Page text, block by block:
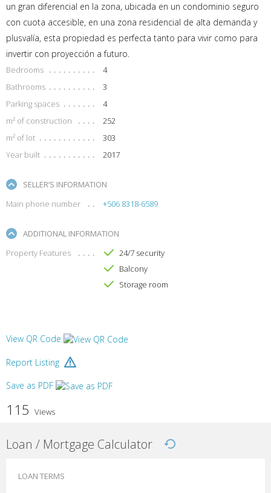
un gran diferencial en la zona, ubicada en un condominio seguro
con cuota accesible, en una zona residencial de alta demanda y
plusvalía, esta propiedad es perfecta tanto para vivir como para
invertir con proyección a futuro.
Bedrooms
4
Bathrooms
3
Parking spaces
4
m² of construction
252
m² of lot
303
Year built
2017
SELLER’S INFORMATION
Main phone number
+506 8318-6589
ADDITIONAL INFORMATION
Property Features
24/7 security
Balcony
Storage room
View QR Code
Report Listing
Save as PDF
115 Views
Loan / Mortgage Calculator
LOAN TERMS